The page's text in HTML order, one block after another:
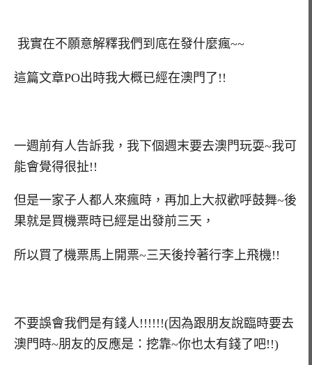
我實在不願意解釋我們到底在發什麼瘋~~
這篇文章PO出時我大概已經在澳門了!!
一週前有人告訴我，我下個週末要去澳門玩耍~我可
能會覺得很扯!!
但是一家子人都人來瘋時，再加上大叔歡呼鼓舞~後
果就是買機票時已經是出發前三天，
所以買了機票馬上開票~三天後拎著行李上飛機!!
不要誤會我們是有錢人!!!!!!(因為跟朋友說臨時要去
澳門時~朋友的反應是：挖靠~你也太有錢了吧!!)